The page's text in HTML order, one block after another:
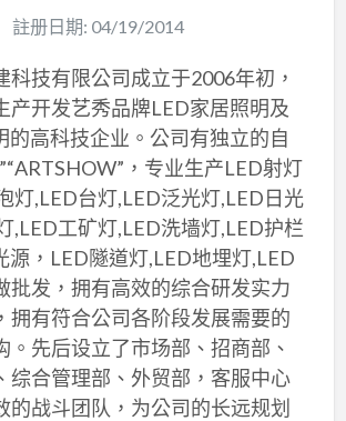
註册日期: 04/19/2014
科技有限公司成立于2006年初，
产开发艺秀品牌LED家居照明及
的高科技企业。公司有独立的自
，专业生产LED射灯
灯,LED台灯,LED泛光灯,LED日光
,LED工矿灯,LED洗墙灯,LED护栏
源，LED隧道灯,LED地埋灯,LED
批发，拥有高效的综合研发实力
拥有符合公司各阶段发展需要的
。先后设立了市场部、招商部、
综合管理部、外贸部，客服中心
的战斗团队，为公司的长远规划